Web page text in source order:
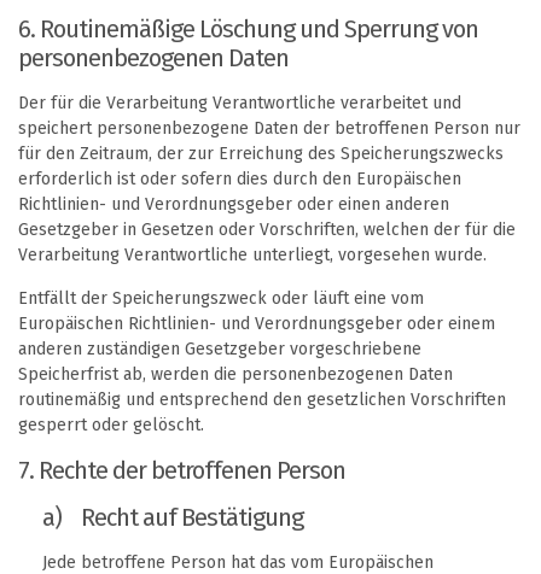
6. Routinemäßige Löschung und Sperrung von
personenbezogenen Daten
Der für die Verarbeitung Verantwortliche verarbeitet und
speichert personenbezogene Daten der betroffenen Person nur
für den Zeitraum, der zur Erreichung des Speicherungszwecks
erforderlich ist oder sofern dies durch den Europäischen
Richtlinien- und Verordnungsgeber oder einen anderen
Gesetzgeber in Gesetzen oder Vorschriften, welchen der für die
Verarbeitung Verantwortliche unterliegt, vorgesehen wurde.
Entfällt der Speicherungszweck oder läuft eine vom
Europäischen Richtlinien- und Verordnungsgeber oder einem
anderen zuständigen Gesetzgeber vorgeschriebene
Speicherfrist ab, werden die personenbezogenen Daten
routinemäßig und entsprechend den gesetzlichen Vorschriften
gesperrt oder gelöscht.
7. Rechte der betroffenen Person
a) Recht auf Bestätigung
Jede betroffene Person hat das vom Europäischen